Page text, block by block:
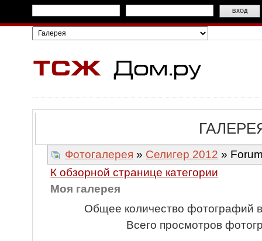
Фотогалерея » Селигер 2012 »
К обзорной странице категории
Моя галерея
Общее количество фотографий
Всего просмотров